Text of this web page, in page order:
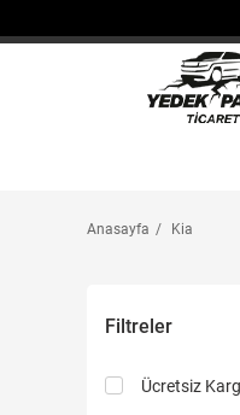
Anasayfa Kia
Filtreler
Ücretsiz